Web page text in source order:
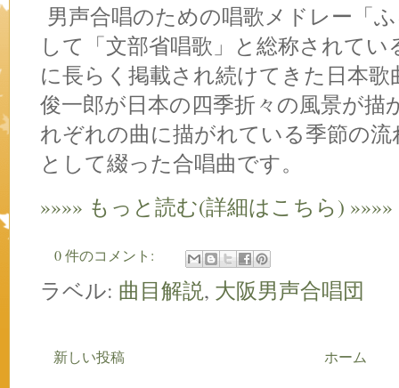
男声合唱のための唱歌メドレー「
して「文部省唱歌」と総称されて
に長らく掲載され続けてきた日本
俊一郎が日本の四季折々の風景が
れぞれの曲に描がれている季節の
として綴った合唱曲です。
»»»» もっと読む(詳細はこちら) »»»»
0 件のコメント:
ラベル: 曲目解説, 大阪男声合唱団
新しい投稿 ホーム